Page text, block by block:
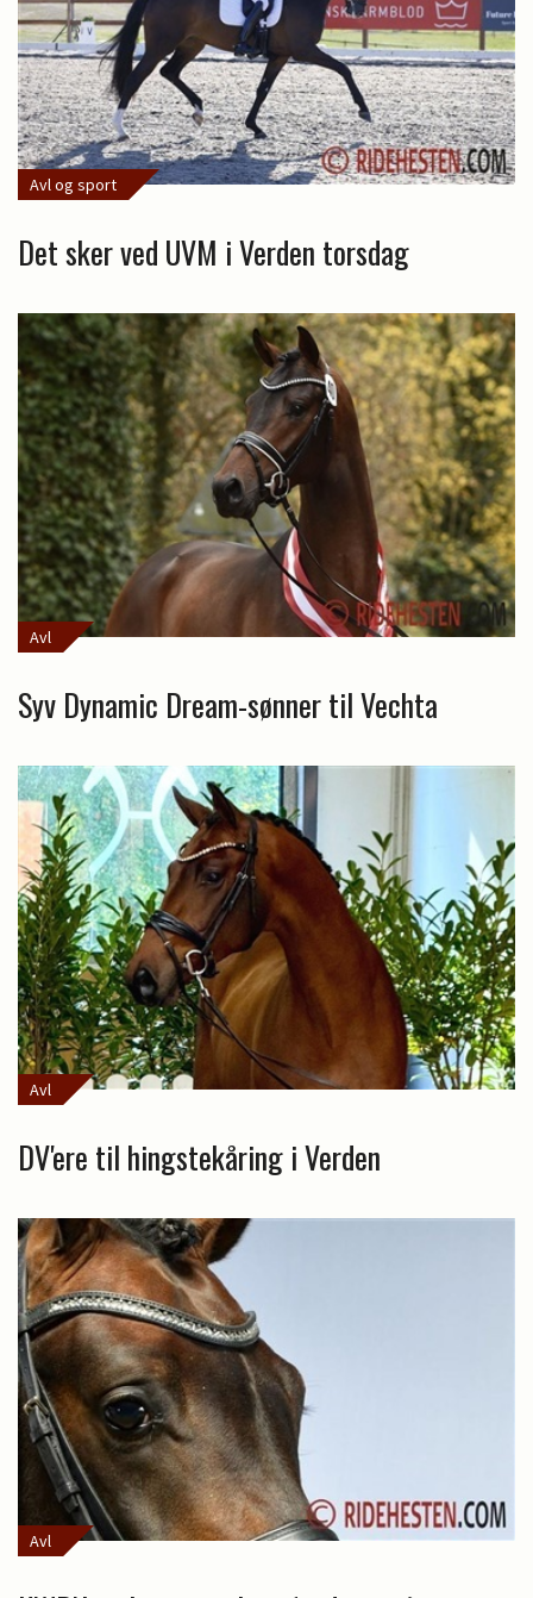
Avl og sport
Det sker ved UVM i Verden torsdag
Avl
Syv Dynamic Dream-sønner til Vechta
Avl
DV'ere til hingstekåring i Verden
Avl